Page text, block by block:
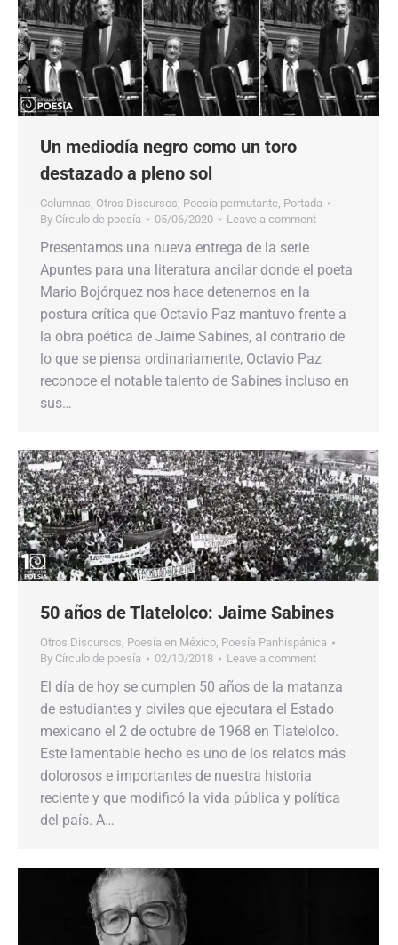
Un mediodía negro como un toro
destazado a pleno sol
Columnas, Otros Discursos, Poesía permutante, Portada
By Círculo de poesía 05/06/2020 Leave a comment
Presentamos una nueva entrega de la serie
Apuntes para una literatura ancilar donde el poeta
Mario Bojórquez nos hace detenernos en la
postura crítica que Octavio Paz mantuvo frente a
la obra poética de Jaime Sabines, al contrario de
lo que se piensa ordinariamente, Octavio Paz
reconoce el notable talento de Sabines incluso en
sus…
50 años de Tlatelolco: Jaime Sabines
Otros Discursos, Poesía en México, Poesía Panhispánica
By Círculo de poesía 02/10/2018 Leave a comment
El día de hoy se cumplen 50 años de la matanza
de estudiantes y civiles que ejecutara el Estado
mexicano el 2 de octubre de 1968 en Tlatelolco.
Este lamentable hecho es uno de los relatos más
dolorosos e importantes de nuestra historia
reciente y que modificó la vida pública y política
del país. A…